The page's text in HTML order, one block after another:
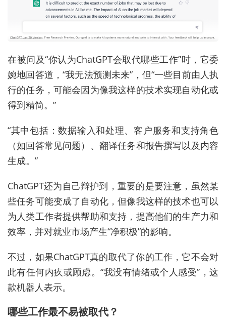
在被问及“你认为ChatGPT会取代哪些工作”时，它委
婉地回答道，“我无法预测未来”，但“一些目前由人执
行的任务，可能会因为像我这样的技术实现自动化或
得到精简。”
“其中包括：数据输入和处理、客户服务和支持角色
（如回答常见问题）、翻译任务和报告撰写以及内容
生成。”
ChatGPT还为自己辩护到，重要的是要注意，虽然某
些任务可能变成了自动化，但像我这样的技术也可以
为人类工作者提供帮助和支持，提高他们的生产力和
效率，并对就业市场产生“净积极”的影响。
不过，如果ChatGPT真的取代了你的工作，它不会对
此有任何内疚或顾虑。“我没有情绪或个人感受”，这
款机器人表示。
哪些工作最不易被取代？